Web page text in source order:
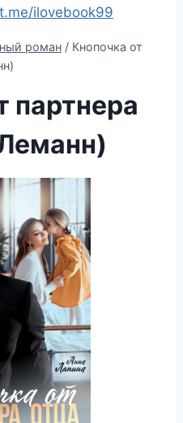
t.me/ilovebook99
роман / Кнопочка от
партнера